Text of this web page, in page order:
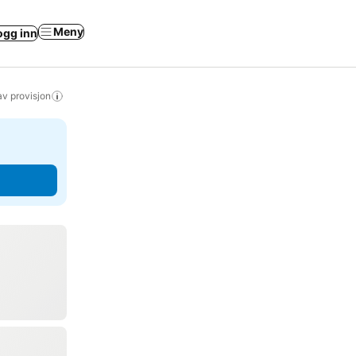
inn Meny
provisjon